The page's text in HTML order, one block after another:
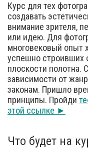
Курс для тех
создавать
внимание зрителя,
или идею. Для
многовековый опыт
успешно строивших
плоскости полотна.
зависимости от
законам. Пришло
принципы. Пройди
этой ссылке ►
Что будет на